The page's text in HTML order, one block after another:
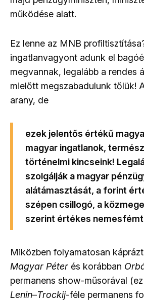
működése alatt.
Ez lenne az MNB
ingatlanvagyont adunk el
megvannak, legalább a rendes
mielőtt megszabadulunk tőlük!
arany, de
ezek jelentős értékű
magyar ingatlanok,
történelmi kincseink!
szolgálják a magyar
alátámasztását, a forint
szépen csillogó, a
szerint értékes
Miközben folyamatosan
Magyar Péter és korábban
permanens show-műsorával
Lenin–Trockij-féle permanens